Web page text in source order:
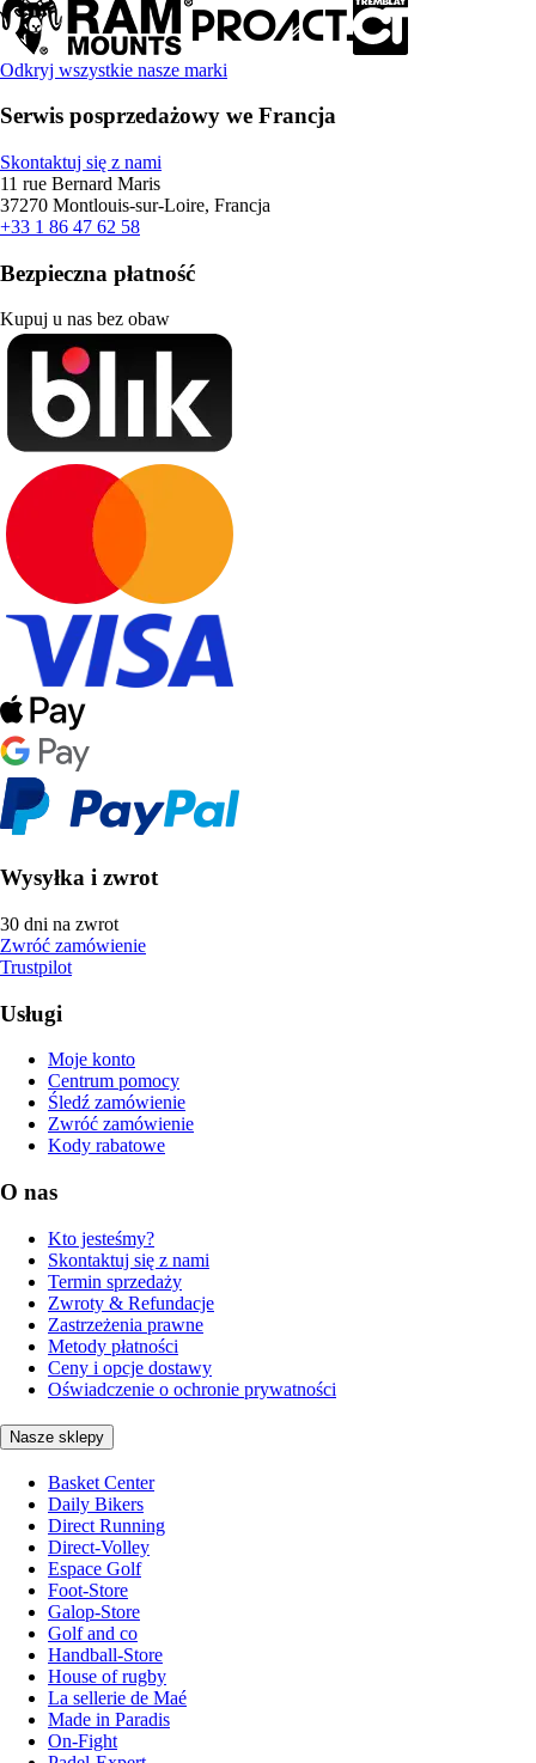
Odkryj wszystkie nasze marki
Serwis posprzedażowy we Francja
Skontaktuj się z nami
11 rue Bernard Maris
37270 Montlouis-sur-Loire, Francja
+33 1 86 47 62 58
Bezpieczna płatność
Kupuj u nas bez obaw
Wysyłka i zwrot
30 dni na zwrot
Zwróć zamówienie
Trustpilot
Usługi
Moje konto
Centrum pomocy
Śledź zamówienie
Zwróć zamówienie
Kody rabatowe
O nas
Kto jesteśmy?
Skontaktuj się z nami
Termin sprzedaży
Zwroty & Refundacje
Zastrzeżenia prawne
Metody płatności
Ceny i opcje dostawy
Oświadczenie o ochronie prywatności
Nasze sklepy
Basket Center
Daily Bikers
Direct Running
Direct-Volley
Espace Golf
Foot-Store
Galop-Store
Golf and co
Handball-Store
House of rugby
La sellerie de Maé
Made in Paradis
On-Fight